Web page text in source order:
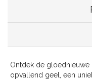
Ontdek de gloednieuwe
opvallend geel, een